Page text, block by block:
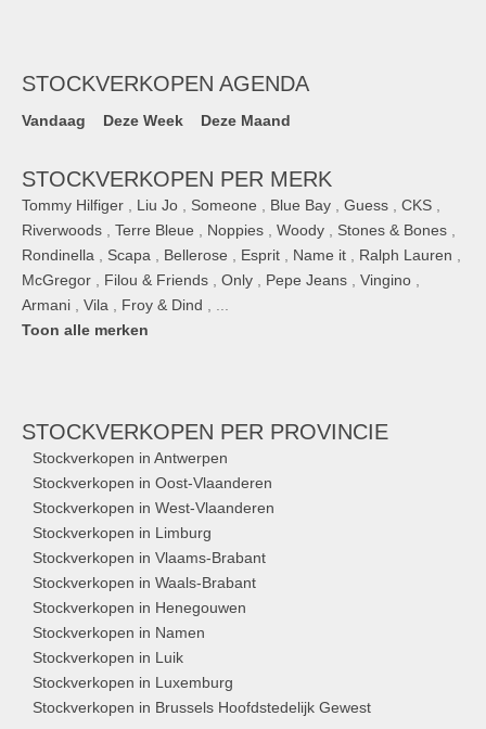
STOCKVERKOPEN AGENDA
Vandaag Deze Week Deze Maand
STOCKVERKOPEN PER MERK
Tommy Hilfiger , Liu Jo , Someone , Blue Bay , Guess , CKS ,
Riverwoods , Terre Bleue , Noppies , Woody , Stones & Bones ,
Rondinella , Scapa , Bellerose , Esprit , Name it , Ralph Lauren ,
McGregor , Filou & Friends , Only , Pepe Jeans , Vingino ,
Armani , Vila , Froy & Dind , ...
Toon alle merken
STOCKVERKOPEN PER PROVINCIE
Stockverkopen in Antwerpen
Stockverkopen in Oost-Vlaanderen
Stockverkopen in West-Vlaanderen
Stockverkopen in Limburg
Stockverkopen in Vlaams-Brabant
Stockverkopen in Waals-Brabant
Stockverkopen in Henegouwen
Stockverkopen in Namen
Stockverkopen in Luik
Stockverkopen in Luxemburg
Stockverkopen in Brussels Hoofdstedelijk Gewest